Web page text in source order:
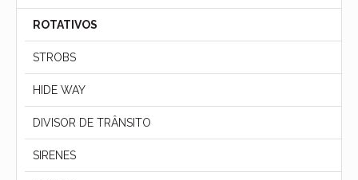
ROTATIVOS
STROBS
HIDE WAY
DIVISOR DE TRÂNSITO
SIRENES